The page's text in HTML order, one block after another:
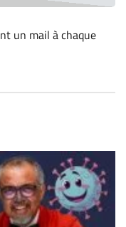
un mail à chaque